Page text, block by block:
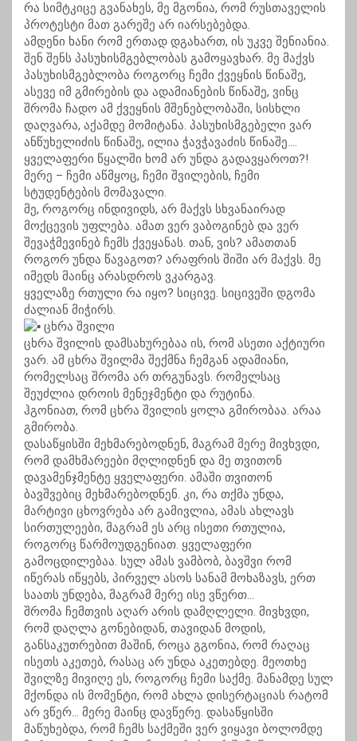
რა სიმტკიცე გვანახეს, მე მგონია, რომ რუსთაველის
პროტესტი მათ გარეშე არ იარსებებდა.
ამდენი ხანი რომ ერთად დგახართ, ის უკვე შენიანია.
შენ შენს პასუხისმგებლობას გამოყავხარ. მე მაქვს
პასუხისმგებლობა როგორც ჩემი ქვეყნის წინაშე,
ასევე იმ გმირების და ადამიანების წინაშე, ვინც
შრომა ჩადო ამ ქვეყნის მშენებლობაში, სისხლი
დაღვარა, აქამდე მომიტანა. პასუხისმგებელი ვარ
ანწუხელიძის წინაშე, ილია ჭავჭავაძის წინაშე….
ყველაფერი წყალში ხომ არ უნდა გადავყაროთ?!
მერე – ჩემი აწმყოც, ჩემი შვილების, ჩემი
სტუდენტების მომავალი.
მე, როგორც ინდივიდს, არ მაქვს სხვანაირად
მოქცევის უფლება. ამათ ვერ ვაბოგინებ და ვერ
შევაჭმევინებ ჩემს ქვეყანას. თან, ვის? ამათთან
როგორ უნდა წავაგოთ? არაფრის შიში არ მაქვს. მე
იმედს მაინც არასდროს ვკარგავ.
ყველაზე რთული რა იყო? სიცივე. სიცივეში დგომა
ძალიან მიჭირს.
ცხრა შვილი
ცხრა შვილის დამსახურებაა ის, რომ ასეთი აქტიური
ვარ. ამ ცხრა შვილმა შექმნა ჩემგან ადამიანი,
რომელსაც შრომა არ თრგუნავს. რომელსაც
შეუძლია დროის მენეჯმენტი და რუტინა.
ჰგონიათ, რომ ცხრა შვილის ყოლა გმირობაა. არაა
გმირობა.
დასაწყისში მეხმარებოდნენ, მაგრამ მერე მივხვდი,
რომ დამხმარეები მღლიდნენ და მე თვითონ
დავამენჯმენტე ყველაფერი. ამაში თვითონ
ბავშვებიც მეხმარებოდნენ. კი, რა თქმა უნდა,
მარტივი ცხოვრება არ გამივლია, ამას ახლავს
სირთულეები, მაგრამ ეს არც ისეთი რთულია,
როგორც წარმოუდგენიათ. ყველაფერი
გამოცდილებაა. სულ ამას ვამბობ, ბავშვი რომ
იწერას იწყებს, პირველ ასოს სანამ მოხაზავს, ერთ
საათს უნდება, მაგრამ მერე ისე ვწერთ…
შრომა ჩემთვის აღარ არის დამღლელი. მივხვდი,
რომ დაღლა გონებიდან, თავიდან მოდის,
განსაკუთრებით მაშინ, როცა გგონია, რომ რაღაც
ისეთს აკეთებ, რასაც არ უნდა აკეთებდე. მეოთხე
შვილზე მივიღე ეს, როგორც ჩემი საქმე. მანამდე სულ
მქონდა ის მომენტი, რომ ახლა დისერტაციას რატომ
არ ვწერ… მერე მაინც დავწერე. დასაწყისში
მაწუხებდა, რომ ჩემს საქმეში ვერ ვიყავი ბოლომდე